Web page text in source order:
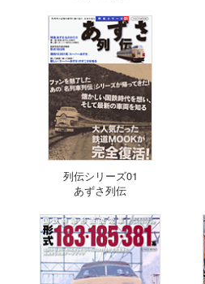
列伝シリーズ01
あずさ列伝